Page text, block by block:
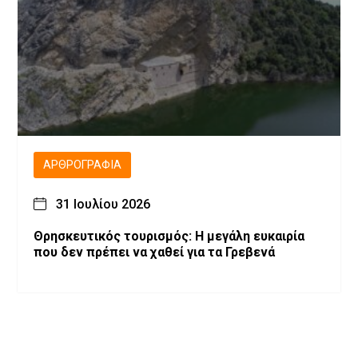
ΑΡΘΡΟΓΡΑΦΊΑ
31 Ιουλίου 2026
Θρησκευτικός τουρισμός: Η μεγάλη ευκαιρία
που δεν πρέπει να χαθεί για τα Γρεβενά